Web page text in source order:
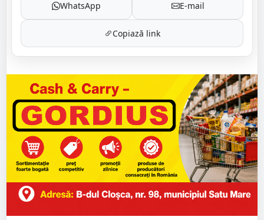
WhatsApp E-mail
Copiază link